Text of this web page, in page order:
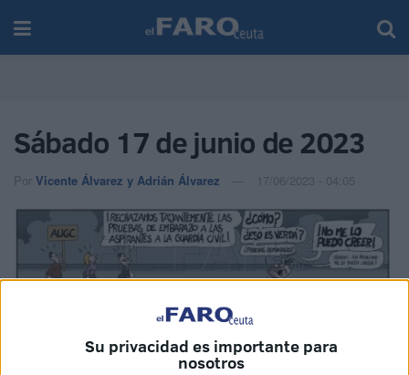
Su privacidad es importante para
nosotros
Sábado 17 de junio de 2023
Por Vicente Álvarez y Adrián Álvarez 17/06/2023 - 04:05